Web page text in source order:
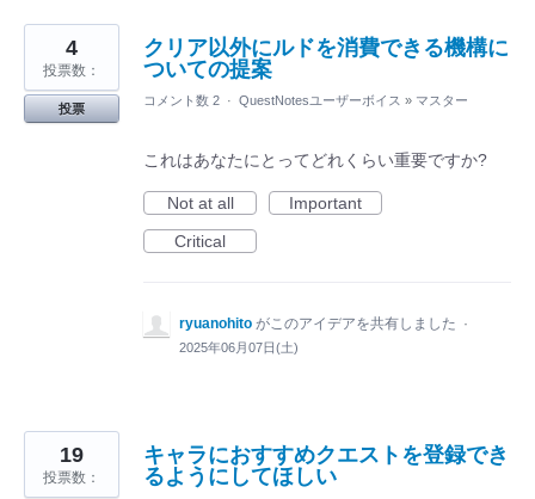
クリア以外にルドを消費できる機構に
ついての提案
4
投票数：
投票
コメント数 2 · QuestNotesユーザーボイス » マスター
これはあなたにとってどれくらい重要ですか?
Not at all
Important
Critical
ryuanohito がこのアイデアを共有しました ·
2025年06月07日(土)
キャラにおすすめクエストを登録でき
るようにしてほしい
19
投票数：